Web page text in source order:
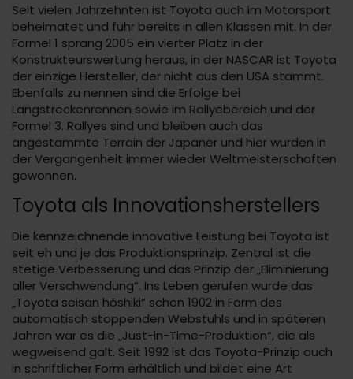
Seit vielen Jahrzehnten ist Toyota auch im Motorsport
beheimatet und fuhr bereits in allen Klassen mit. In der
Formel 1 sprang 2005 ein vierter Platz in der
Konstrukteurswertung heraus, in der NASCAR ist Toyota
der einzige Hersteller, der nicht aus den USA stammt.
Ebenfalls zu nennen sind die Erfolge bei
Langstreckenrennen sowie im Rallyebereich und der
Formel 3. Rallyes sind und bleiben auch das
angestammte Terrain der Japaner und hier wurden in
der Vergangenheit immer wieder Weltmeisterschaften
gewonnen.
Toyota als Innovationsherstellers
Die kennzeichnende innovative Leistung bei Toyota ist
seit eh und je das Produktionsprinzip. Zentral ist die
stetige Verbesserung und das Prinzip der „Eliminierung
aller Verschwendung“. Ins Leben gerufen wurde das
„Toyota seisan hōshiki“ schon 1902 in Form des
automatisch stoppenden Webstuhls und in späteren
Jahren war es die „Just-in-Time-Produktion“, die als
wegweisend galt. Seit 1992 ist das Toyota-Prinzip auch
in schriftlicher Form erhältlich und bildet eine Art